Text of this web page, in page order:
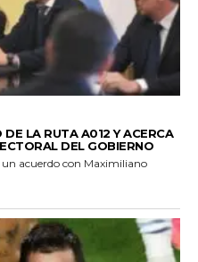
LA RUTA A012 Y ACERCA
DEL GOBIERNO
acuerdo con Maximiliano